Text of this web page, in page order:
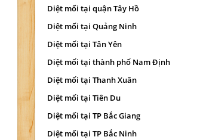
Diệt mối tại quận Tây Hồ
Diệt mối tại Quảng Ninh
Diệt mối tại Tân Yên
Diệt mối tại thành phố Nam Định
Diệt mối tại Thanh Xuân
Diệt mối tại Tiên Du
Diệt mối tại TP Bắc Giang
Diệt mối tại TP Bắc Ninh